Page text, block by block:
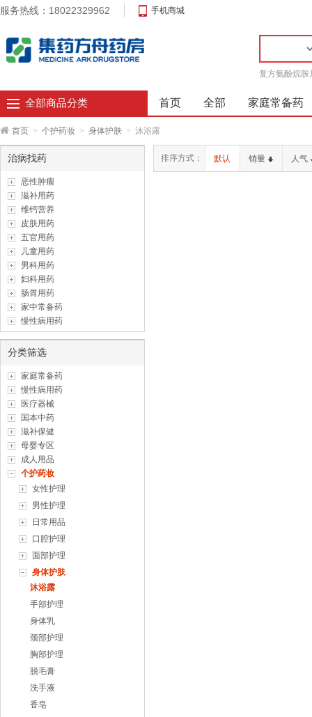
服务热线：18022329962 手机商城
复方氨酚烷胺
全部商品分类 首页 全部 家庭常备药
首页 > 个护药妆 > 身体护肤 > 沐浴露
治病找药
恶性肿瘤
滋补用药
维钙营养
皮肤用药
五官用药
儿童用药
男科用药
妇科用药
肠胃用药
家中常备药
慢性病用药
分类筛选
家庭常备药
慢性病用药
医疗器械
国本中药
滋补保健
母婴专区
成人用品
个护药妆
女性护理
男性护理
日常用品
口腔护理
面部护理
身体护肤
沐浴露
手部护理
身体乳
颈部护理
胸部护理
脱毛膏
洗手液
香皂
排序方式： 默认 销量 人气